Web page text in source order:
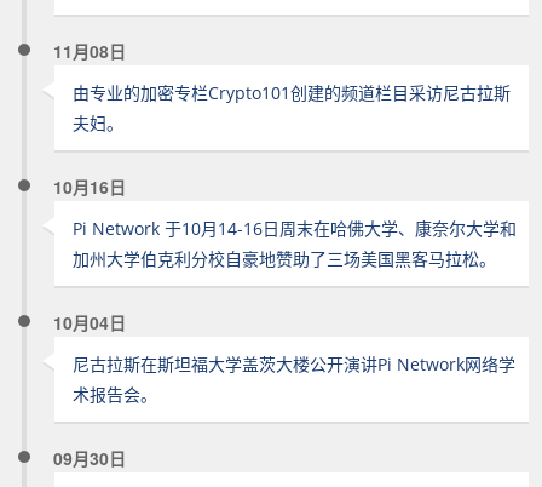
11月08日
由专业的加密专栏Crypto101创建的频道栏目采访尼古拉斯
夫妇。
10月16日
Pi Network 于10月14-16日周末在哈佛大学、康奈尔大学和
加州大学伯克利分校自豪地赞助了三场美国黑客马拉松。
10月04日
尼古拉斯在斯坦福大学盖茨大楼公开演讲Pi Network网络学
术报告会。
09月30日